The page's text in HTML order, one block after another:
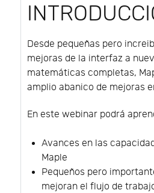
Desde pequeñas pero
mejoras de la interfaz a
matemáticas completas,
amplio abanico de mejoras
En este webinar podrá
Avances en las
Maple
Pequeños pero
mejoran el flujo de